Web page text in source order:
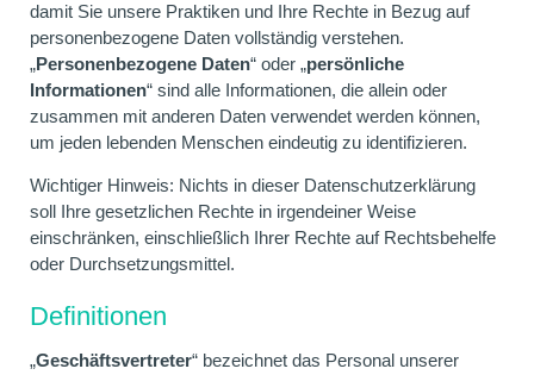
damit Sie unsere Praktiken und Ihre Rechte in Bezug auf
personenbezogene Daten vollständig verstehen.
„Personenbezogene Daten“ oder „persönliche
Informationen“ sind alle Informationen, die allein oder
zusammen mit anderen Daten verwendet werden können,
um jeden lebenden Menschen eindeutig zu identifizieren.
Wichtiger Hinweis: Nichts in dieser Datenschutzerklärung
soll Ihre gesetzlichen Rechte in irgendeiner Weise
einschränken, einschließlich Ihrer Rechte auf Rechtsbehelfe
oder Durchsetzungsmittel.
Definitionen
„Geschäftsvertreter“ bezeichnet das Personal unserer